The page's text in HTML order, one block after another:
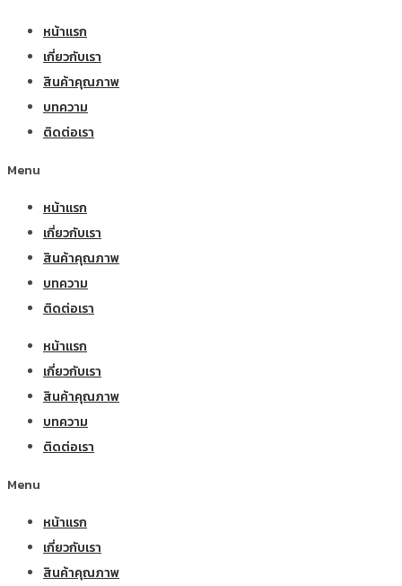
หน้าแรก
เกี่ยวกับเรา
สินค้าคุณภาพ
บทความ
ติดต่อเรา
Menu
หน้าแรก
เกี่ยวกับเรา
สินค้าคุณภาพ
บทความ
ติดต่อเรา
หน้าแรก
เกี่ยวกับเรา
สินค้าคุณภาพ
บทความ
ติดต่อเรา
Menu
หน้าแรก
เกี่ยวกับเรา
สินค้าคุณภาพ